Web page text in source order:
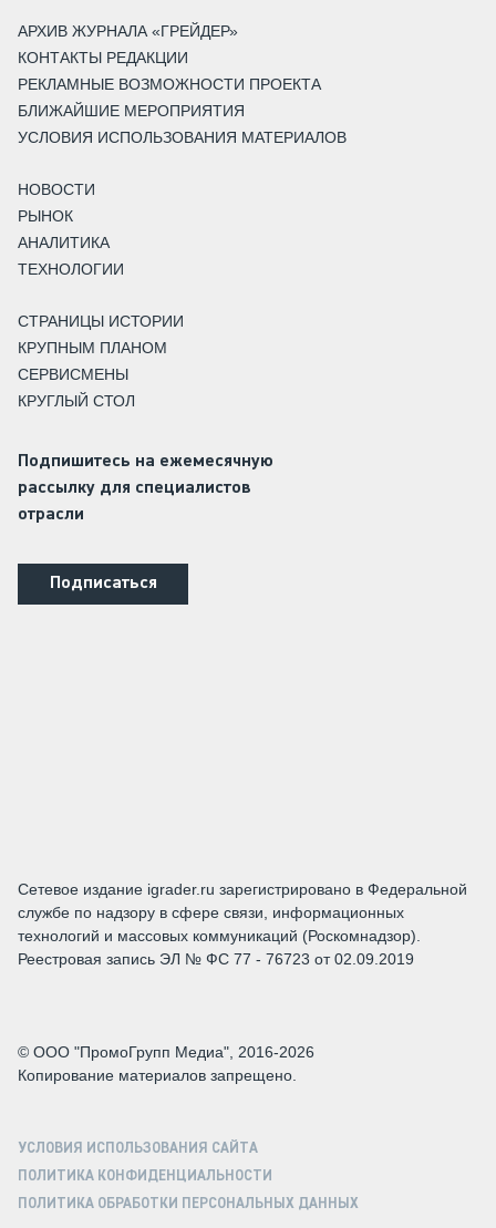
АРХИВ ЖУРНАЛА «ГРЕЙДЕР»
КОНТАКТЫ РЕДАКЦИИ
РЕКЛАМНЫЕ ВОЗМОЖНОСТИ ПРОЕКТА
БЛИЖАЙШИЕ МЕРОПРИЯТИЯ
УСЛОВИЯ ИСПОЛЬЗОВАНИЯ МАТЕРИАЛОВ
НОВОСТИ
РЫНОК
АНАЛИТИКА
ТЕХНОЛОГИИ
СТРАНИЦЫ ИСТОРИИ
КРУПНЫМ ПЛАНОМ
СЕРВИСМЕНЫ
КРУГЛЫЙ СТОЛ
Подпишитесь на ежемесячную
рассылку для специалистов
отрасли
Подписаться
Сетевое издание igrader.ru зарегистрировано в Федеральной
службе по надзору в сфере связи, информационных
технологий и массовых коммуникаций (Роскомнадзор).
Реестровая запись ЭЛ № ФС 77 - 76723 от 02.09.2019
© ООО "ПромоГрупп Медиа", 2016-2026
Копирование материалов запрещено.
УСЛОВИЯ ИСПОЛЬЗОВАНИЯ САЙТА
ПОЛИТИКА КОНФИДЕНЦИАЛЬНОСТИ
ПОЛИТИКА ОБРАБОТКИ ПЕРСОНАЛЬНЫХ ДАННЫХ